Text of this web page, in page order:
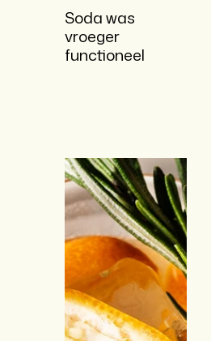
Soda was
vroeger
functioneel